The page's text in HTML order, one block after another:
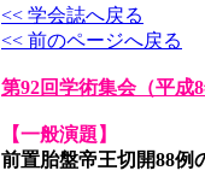
<< 学会誌へ戻る
<< 前のページへ戻る
第92回学術集会（平成
【一般演題】
前置胎盤帝王切開88例